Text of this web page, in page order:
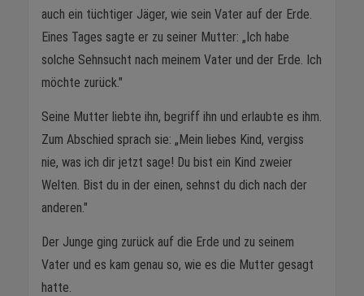
auch ein tüchtiger Jäger, wie sein Vater auf der Erde.
Eines Tages sagte er zu seiner Mutter: „Ich habe
solche Sehnsucht nach meinem Vater und der Erde. Ich
möchte zurück."
Seine Mutter liebte ihn, begriff ihn und erlaubte es ihm.
Zum Abschied sprach sie: „Mein liebes Kind, vergiss
nie, was ich dir jetzt sage! Du bist ein Kind zweier
Welten. Bist du in der einen, sehnst du dich nach der
anderen."
Der Junge ging zurück auf die Erde und zu seinem
Vater und es kam genau so, wie es die Mutter gesagt
hatte.